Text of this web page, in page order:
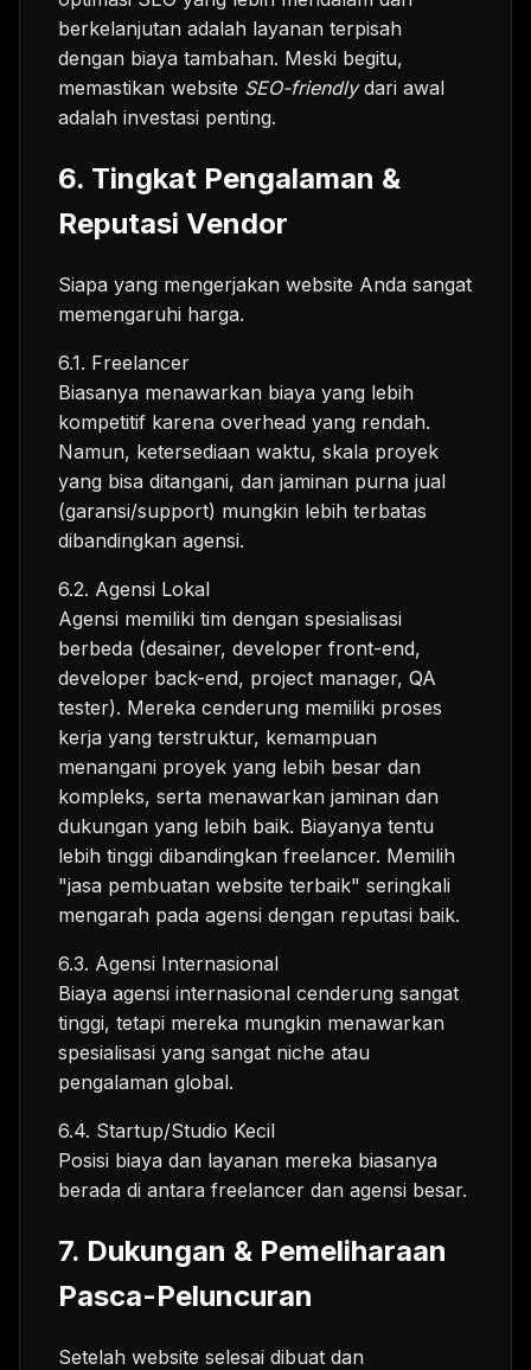
berkelanjutan adalah layanan terpisah
dengan biaya tambahan. Meski begitu,
memastikan website SEO-friendlydari awal
adalah investasi penting.
6. Tingkat Pengalaman &
Reputasi Vendor
Siapa yang mengerjakan website Anda sangat
memengaruhi harga.
6.1. Freelancer
Biasanya menawarkan biaya yang lebih
kompetitif karena overhead yang rendah.
Namun, ketersediaan waktu, skala proyek
yang bisa ditangani, dan jaminan purna jual
(garansi/support) mungkin lebih terbatas
dibandingkan agensi.
6.2. Agensi Lokal
Agensi memiliki tim dengan spesialisasi
berbeda (desainer, developer front-end,
developer back-end, project manager, QA
tester). Mereka cenderung memiliki proses
kerja yang terstruktur, kemampuan
menangani proyek yang lebih besar dan
kompleks, serta menawarkan jaminan dan
dukungan yang lebih baik. Biayanya tentu
lebih tinggi dibandingkan freelancer. Memilih
"jasa pembuatan website terbaik" seringkali
mengarah pada agensi dengan reputasi baik.
6.3. Agensi Internasional
Biaya agensi internasional cenderung sangat
tinggi, tetapi mereka mungkin menawarkan
spesialisasi yang sangat niche atau
pengalaman global.
6.4. Startup/Studio Kecil
Posisi biaya dan layanan mereka biasanya
berada di antara freelancer dan agensi besar.
7. Dukungan & Pemeliharaan
Pasca-Peluncuran
Setelah website selesai dibuat dan